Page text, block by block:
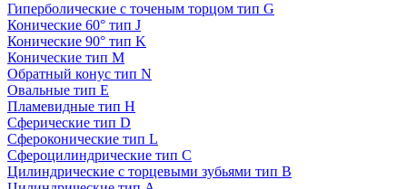
Гиперболические с точеным торцом тип G
Конические 60° тип J
Конические 90° тип K
Конические тип M
Обратный конус тип N
Овальные тип E
Пламевидные тип H
Сферические тип D
Сфероконические тип L
Сфероцилиндрические тип C
Цилиндрические с торцевыми зубьями тип B